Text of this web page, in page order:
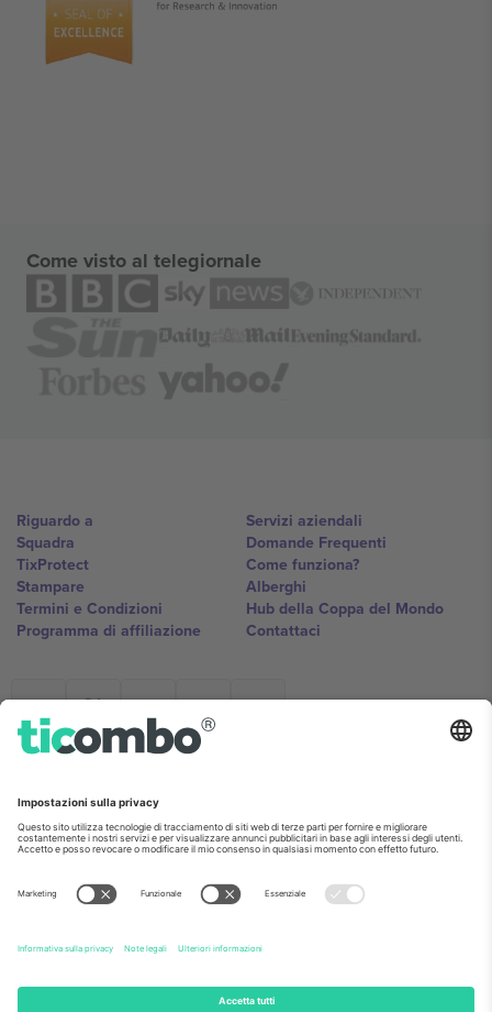
Come visto al telegiornale
Riguardo a
Squadra
TixProtect
Stampare
Termini e Condizioni
Programma di affiliazione
Servizi aziendali
Domande Frequenti
Come funziona?
Alberghi
Hub della Coppa del Mondo
Contattaci
Ticombo Italia
Mimi Balkanska 132, 1540, Sofia,
base alla località, all'evento e/o al dominio. Per i dettagli controlla la
pagina specifica dell'evento, l'impronta e i termini.,